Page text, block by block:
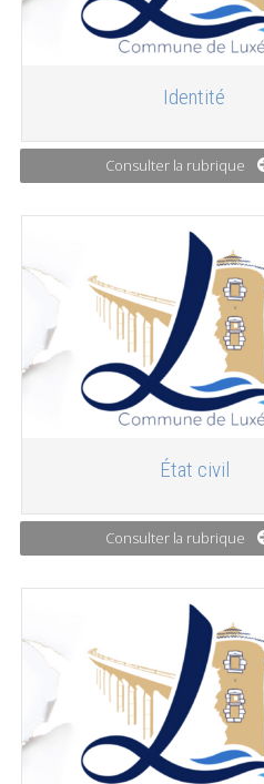
Identité
Consulter la rubrique
État civil
Consulter la rubrique